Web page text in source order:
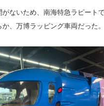
がないため、南海特急ラピート
、万博ラッピング車両だった。